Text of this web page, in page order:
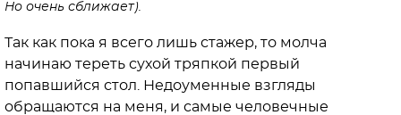
Но очень сближает).
Так как пока я всего лишь стажер, то молча
начинаю тереть сухой тряпкой первый
попавшийся стол. Недоуменные взгляды
обращаются на меня, и самые человечные